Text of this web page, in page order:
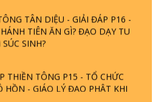
TÂN DIỆU - GIẢI ĐÁP P16 -
TIÊN ĂN GÌ? ĐẠO DẠY TU
SINH?
THIỀN TÔNG P15 - TỔ CHỨC
HỒN - GIÁO LÝ ĐẠO PHẬT KHI
BẢN